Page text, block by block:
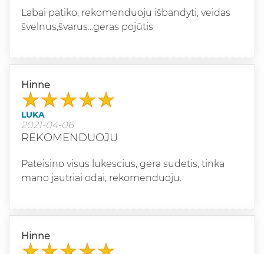
Labai patiko, rekomenduoju išbandyti, veidas
švelnus,švarus...geras pojūtis
Hinne
LUKA
2021-04-06
REKOMENDUOJU
Pateisino visus lukescius, gera sudetis, tinka
mano jautriai odai, rekomenduoju.
Hinne